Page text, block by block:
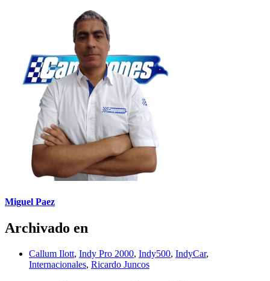
Miguel Paez
Archivado en
Callum Ilott, Indy Pro 2000, Indy500, IndyCar,
Internacionales, Ricardo Juncos